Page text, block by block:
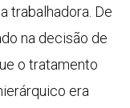
trabalhadora. De
na decisão de
o tratamento
era